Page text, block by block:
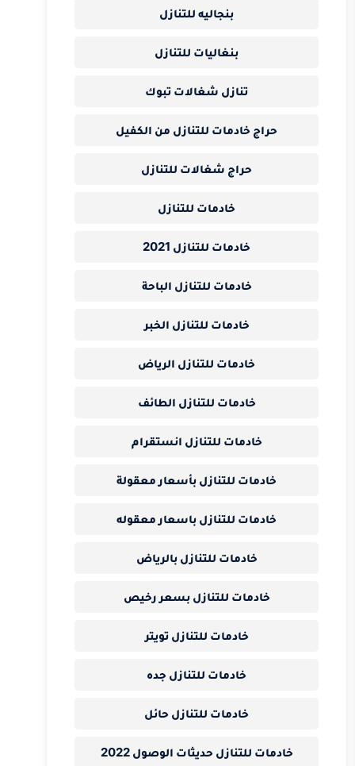
بنجاليه للتنازل
بنغاليات للتنازل
تنازل شغالات تبوك
حراج خادمات للتنازل من الكفيل
حراج شغالات للتنازل
خادمات للتنازل
خادمات للتنازل 2021
خادمات للتنازل الباحة
خادمات للتنازل الخبر
خادمات للتنازل الرياض
خادمات للتنازل الطائف
خادمات للتنازل انستقرام
خادمات للتنازل بأسعار معقولة
خادمات للتنازل باسعار معقوله
خادمات للتنازل بالرياض
خادمات للتنازل بسعر رخيص
خادمات للتنازل تويتر
خادمات للتنازل جده
خادمات للتنازل حائل
خادمات للتنازل حديثات الوصول 2022